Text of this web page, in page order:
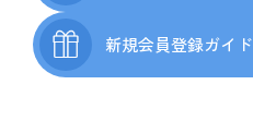
新規会員登録ガイド